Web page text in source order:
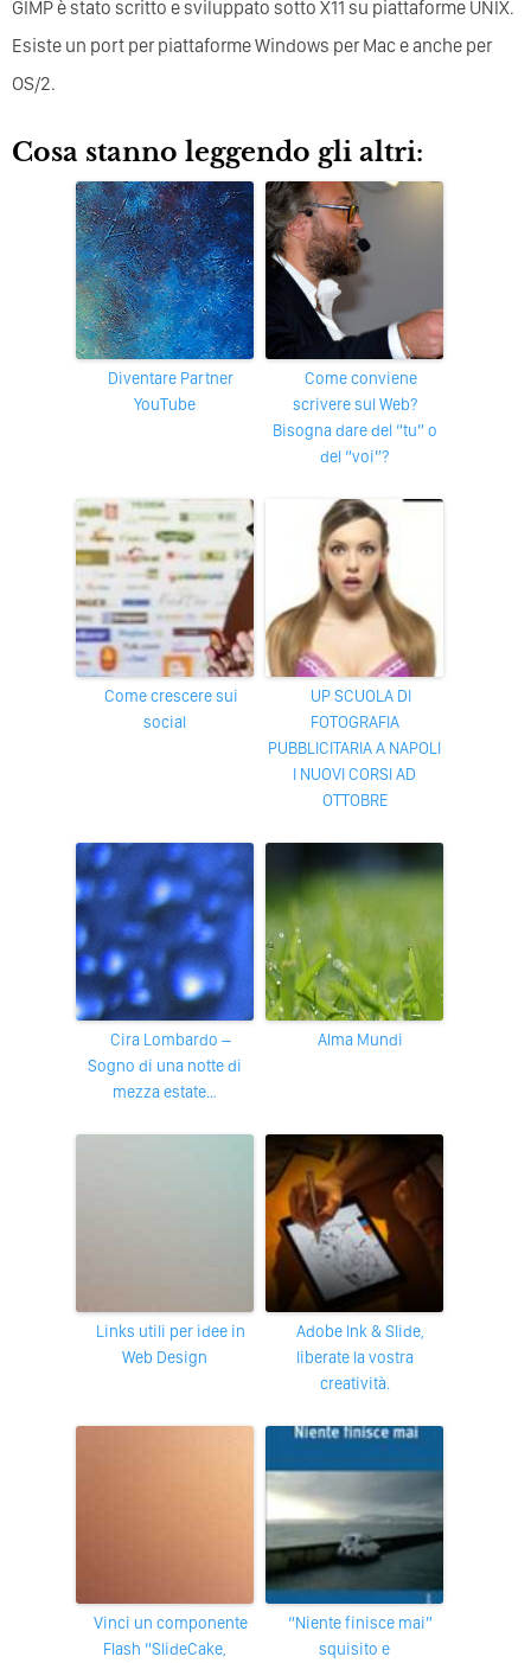
GIMP è stato scritto e sviluppato sotto X11 su piattaforme UNIX.
Esiste un port per piattaforme Windows per Mac e anche per
OS/2.
Cosa stanno leggendo gli altri:
Diventare Partner
YouTube
Come conviene
scrivere sul Web?
Bisogna dare del “tu” o
del “voi”?
Come crescere sui
social
UP SCUOLA DI
FOTOGRAFIA
PUBBLICITARIA A NAPOLI
I NUOVI CORSI AD
OTTOBRE
Cira Lombardo –
Sogno di una notte di
mezza estate…
Alma Mundi
Links utili per idee in
Web Design
Adobe Ink & Slide,
liberate la vostra
creatività.
Vinci un componente
Flash “SlideCake,
“Niente finisce mai”
squisito e